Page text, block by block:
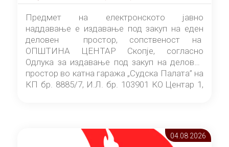
ЕЛЕКТРОНСКО ЈАВНО НАДДАВАЊЕ
Предмет на електронското јавно
наддавање е издавање под закуп на еден
деловен простор, сопственост на
ОПШТИНА ЦЕНТАР Скопје, согласно
Одлука за издавање под закуп на деловен
простор во катна гаража „Судска Палата” на
КП бр. 8885/7, И.Л. бр. 103901 КО Центар 1,
Скопје” број 9/2026), за времетраење од 3
(три) години од денот на потпишувањето на
04.08 2026